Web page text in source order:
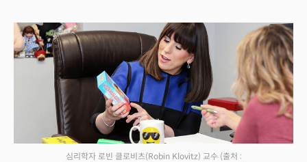
심리학자 로빈 클로비츠(Robin Klovitz) 교수 (출처 :